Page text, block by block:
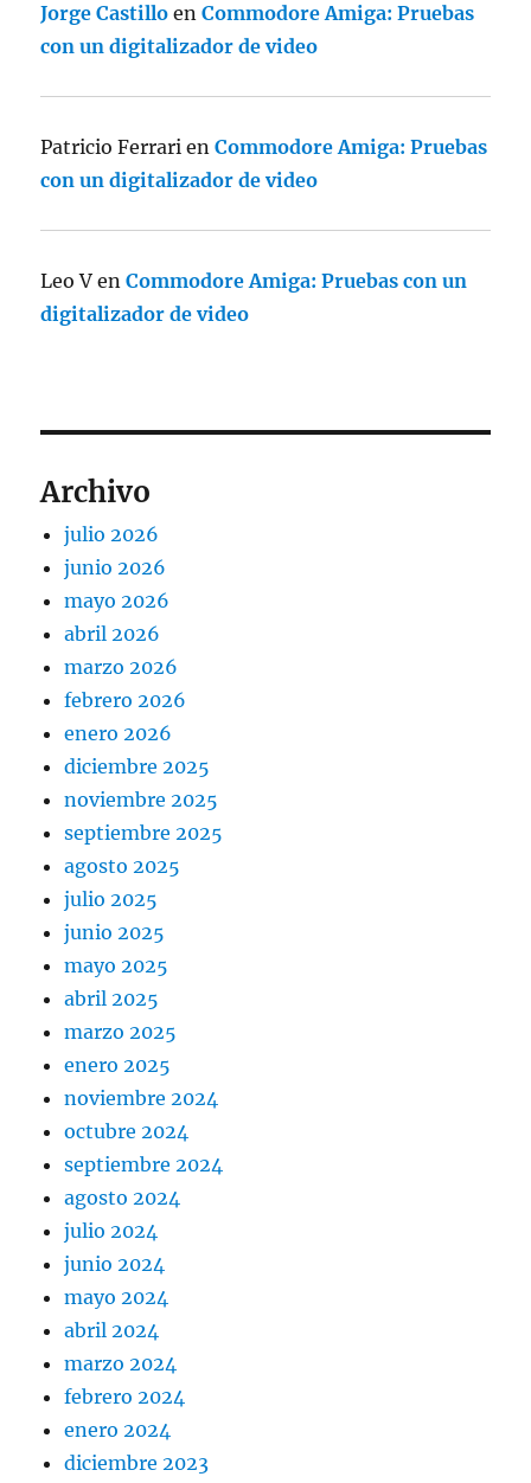
Jorge Castillo enCommodore Amiga: Pruebas
con un digitalizador de video
Patricio Ferrari enCommodore Amiga: Pruebas
con un digitalizador de video
Leo V enCommodore Amiga: Pruebas con un
digitalizador de video
Archivo
julio 2026
junio 2026
mayo 2026
abril 2026
marzo 2026
febrero 2026
enero 2026
diciembre 2025
noviembre 2025
septiembre 2025
agosto 2025
julio 2025
junio 2025
mayo 2025
abril 2025
marzo 2025
enero 2025
noviembre 2024
octubre 2024
septiembre 2024
agosto 2024
julio 2024
junio 2024
mayo 2024
abril 2024
marzo 2024
febrero 2024
enero 2024
diciembre 2023